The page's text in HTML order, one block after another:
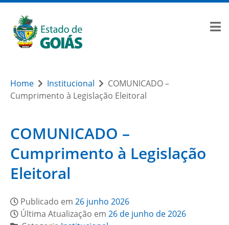
Home Institucional
COMUNICADO –
Cumprimento à Legislação Eleitoral
COMUNICADO –
Cumprimento à Legislação
Eleitoral
Publicado em 26 junho 2026
Última Atualização em 26 de junho de 2026